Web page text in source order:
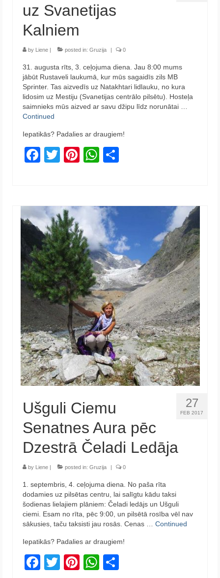
uz Svanetijas
Kalniem
by Liene | posted in: Gruzija | 0
31. augusta rīts, 3. ceļojuma diena. Jau 8:00 mums
jābūt Rustaveli laukumā, kur mūs sagaidīs zils MB
Sprinter. Tas aizvedīs uz Natakhtari lidlauku, no kura
lidosim uz Mestiju (Svanetijas centrālo pilsētu). Hosteļa
saimnieks mūs aizved ar savu džipu līdz norunātai …
Continued
Iepatikās? Padalies ar draugiem!
Facebook
TwitterPinterest
WhatsApp
27
FEB 2017
Ušguli Ciemu
Senatnes Aura pēc
Dzestrā Čeladi Ledāja
by Liene | posted in: Gruzija | 0
1. septembris, 4. ceļojuma diena. No paša rīta
dodamies uz pilsētas centru, lai salīgtu kādu taksi
šodienas lielajiem plāniem: Čeladi ledājs un Ušguli
ciemi. Esam no rīta, pēc 9:00, un pilsētā rosība vēl nav
sākusies, taču taksisti jau rosās. Cenas … Continued
Iepatikās? Padalies ar draugiem!
Facebook
TwitterPinterest
WhatsApp